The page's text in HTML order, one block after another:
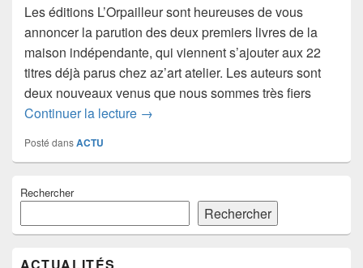
Les éditions L’Orpailleur sont heureuses de vous
annoncer la parution des deux premiers livres de la
maison indépendante, qui viennent s’ajouter aux 22
titres déjà parus chez az’art atelier. Les auteurs sont
deux nouveaux venus que nous sommes très fiers
Continuer la lecture Parution février 2024
→
Posté dansACTU
principale
widget
pour
Rechercher
Rechercher